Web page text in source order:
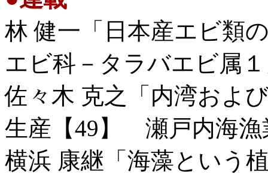
林 健一「日本産エビ類
エビ科－タラバエビ属
佐々木 克之「内湾およ
生産【49】 瀬戸内海漁
横浜 康継「海藻という